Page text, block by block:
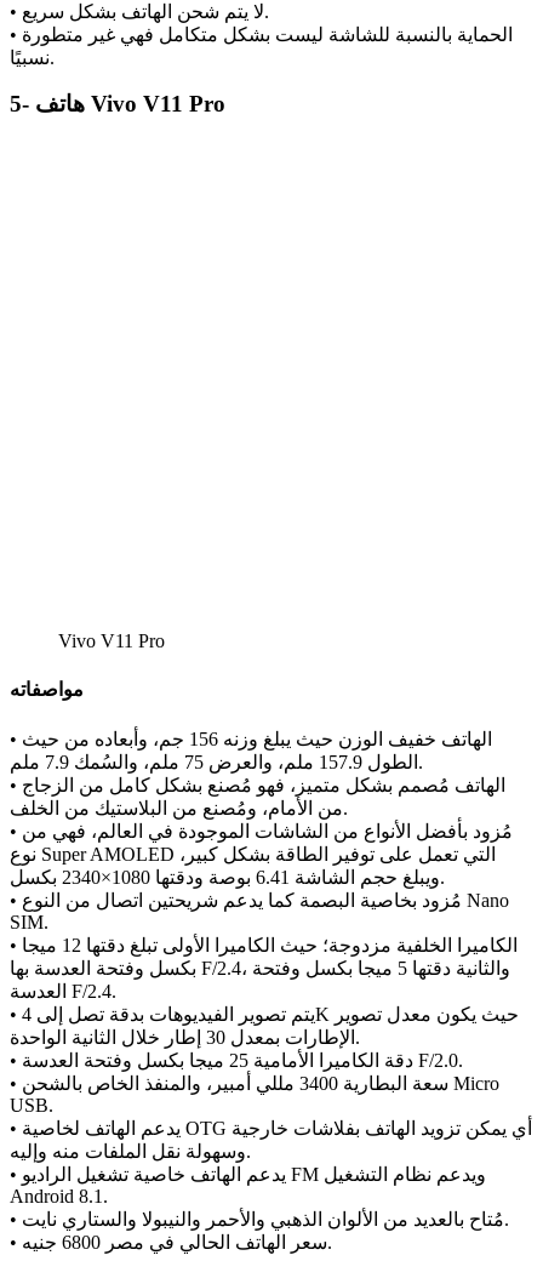
• لا يتم شحن الهاتف بشكل سريع.
• الحماية بالنسبة للشاشة ليست بشكل متكامل فهي غير متطورة
نسبيًا.
5- هاتف Vivo V11 Pro
Vivo V11 Pro
مواصفاته
• الهاتف خفيف الوزن حيث يبلغ وزنه 156 جم، وأبعاده من حيث
الطول 157.9 ملم، والعرض 75 ملم، والسُمك 7.9 ملم.
• الهاتف مُصمم بشكل متميز، فهو مُصنع بشكل كامل من الزجاج
من الأمام، ومُصنع من البلاستيك من الخلف.
• مُزود بأفضل الأنواع من الشاشات الموجودة في العالم، فهي من
نوع Super AMOLED التي تعمل على توفير الطاقة بشكل كبير،
ويبلغ حجم الشاشة 6.41 بوصة ودقتها 1080×2340 بكسل.
• مُزود بخاصية البصمة كما يدعم شريحتين اتصال من النوع Nano
SIM.
• الكاميرا الخلفية مزدوجة؛ حيث الكاميرا الأولى تبلغ دقتها 12 ميجا
بكسل وفتحة العدسة بها F/2.4، والثانية دقتها 5 ميجا بكسل وفتحة
العدسة F/2.4.
• يتم تصوير الفيديوهات بدقة تصل إلى 4K حيث يكون معدل تصوير
الإطارات بمعدل 30 إطار خلال الثانية الواحدة.
• دقة الكاميرا الأمامية 25 ميجا بكسل وفتحة العدسة F/2.0.
• سعة البطارية 3400 مللي أمبير، والمنفذ الخاص بالشحن Micro
USB.
• يدعم الهاتف لخاصية OTG أي يمكن تزويد الهاتف بفلاشات خارجية
وسهولة نقل الملفات منه وإليه.
• يدعم الهاتف خاصية تشغيل الراديو FM ويدعم نظام التشغيل
Android 8.1.
• مُتاح بالعديد من الألوان الذهبي والأحمر والنيبولا والستاري نايت.
• سعر الهاتف الحالي في مصر 6800 جنيه.